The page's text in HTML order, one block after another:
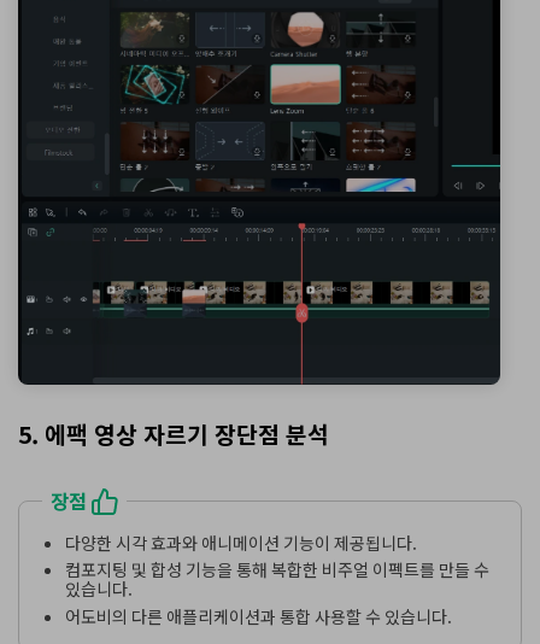
5. 에팩 영상 자르기 장단점 분석
장점
다양한 시각 효과와 애니메이션 기능이 제공됩니다.
컴포지팅 및 합성 기능을 통해 복합한 비주얼 이펙트를 만들 수
있습니다.
어도비의 다른 애플리케이션과 통합 사용할 수 있습니다.